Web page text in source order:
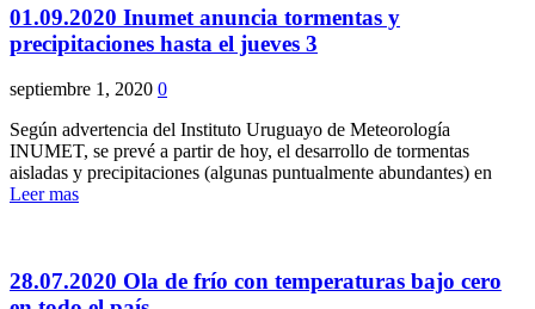
01.09.2020 Inumet anuncia tormentas y
precipitaciones hasta el jueves 3
septiembre 1, 2020 0
Según advertencia del Instituto Uruguayo de Meteorología
INUMET, se prevé a partir de hoy, el desarrollo de tormentas
aisladas y precipitaciones (algunas puntualmente abundantes) en
Leer mas
28.07.2020 Ola de frío con temperaturas bajo cero